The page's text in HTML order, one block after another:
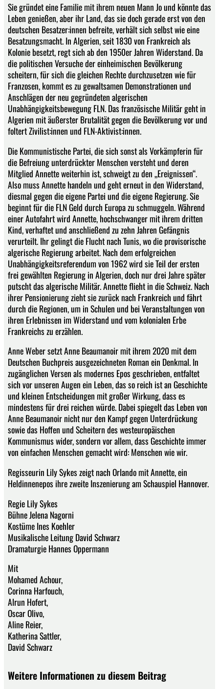
Sie gründet eine Familie mit ihrem neuen Mann Jo und könnte das
Leben genießen, aber ihr Land, das sie doch gerade erst von den
deutschen Besatzer:innen befreite, verhält sich selbst wie eine
Besatzungsmacht. In Algerien, seit 1830 von Frankreich als
Kolonie besetzt, regt sich ab den 1950er Jahren Widerstand. Da
die politischen Versuche der einheimischen Bevölkerung
scheitern, für sich die gleichen Rechte durchzusetzen wie für
Franzosen, kommt es zu gewaltsamen Demonstrationen und
Anschlägen der neu gegründeten algerischen
Unabhängigkeitsbewegung FLN. Das französische Militär geht in
Algerien mit äußerster Brutalität gegen die Bevölkerung vor und
foltert Zivilist:innen und FLN-Aktivist:innen.
Die Kommunistische Partei, die sich sonst als Vorkämpferin für
die Befreiung unterdrückter Menschen versteht und deren
Mitglied Annette weiterhin ist, schweigt zu den „Ereignissen“.
Also muss Annette handeln und geht erneut in den Widerstand,
diesmal gegen die eigene Partei und die eigene Regierung. Sie
beginnt für die FLN Geld durch Europa zu schmuggeln. Während
einer Autofahrt wird Annette, hochschwanger mit ihrem dritten
Kind, verhaftet und anschließend zu zehn Jahren Gefängnis
verurteilt. Ihr gelingt die Flucht nach Tunis, wo die provisorische
algerische Regierung arbeitet. Nach dem erfolgreichen
Unabhängigkeitsreferendum von 1962 wird sie Teil der ersten
frei gewählten Regierung in Algerien, doch nur drei Jahre später
putscht das algerische Militär. Annette flieht in die Schweiz. Nach
ihrer Pensionierung zieht sie zurück nach Frankreich und fährt
durch die Regionen, um in Schulen und bei Veranstaltungen von
ihren Erlebnissen im Widerstand und vom kolonialen Erbe
Frankreichs zu erzählen.
Anne Weber setzt Anne Beaumanoir mit ihrem 2020 mit dem
Deutschen Buchpreis ausgezeichneten Roman ein Denkmal. In
zugänglichen Versen als modernes Epos geschrieben, entfaltet
sich vor unseren Augen ein Leben, das so reich ist an Geschichte
und kleinen Entscheidungen mit großer Wirkung, dass es
mindestens für drei reichen würde. Dabei spiegelt das Leben von
Anne Beaumanoir nicht nur den Kampf gegen Unterdrückung
sowie das Hoffen und Scheitern des westeuropäischen
Kommunismus wider, sondern vor allem, dass Geschichte immer
von einfachen Menschen gemacht wird: Menschen wie wir.
Regisseurin Lily Sykes zeigt nach Orlando mit Annette, ein
Heldinnenepos ihre zweite Inszenierung am Schauspiel Hannover.
Regie Lily Sykes
Bühne Jelena Nagorni
Kostüme Ines Koehler
Musikalische Leitung David Schwarz
Dramaturgie Hannes Oppermann
Mit
Mohamed Achour,
Corinna Harfouch,
Alrun Hofert,
Oscar Olivo,
Aline Reier,
Katherina Sattler,
David Schwarz
Weitere Informationen zu diesem Beitrag